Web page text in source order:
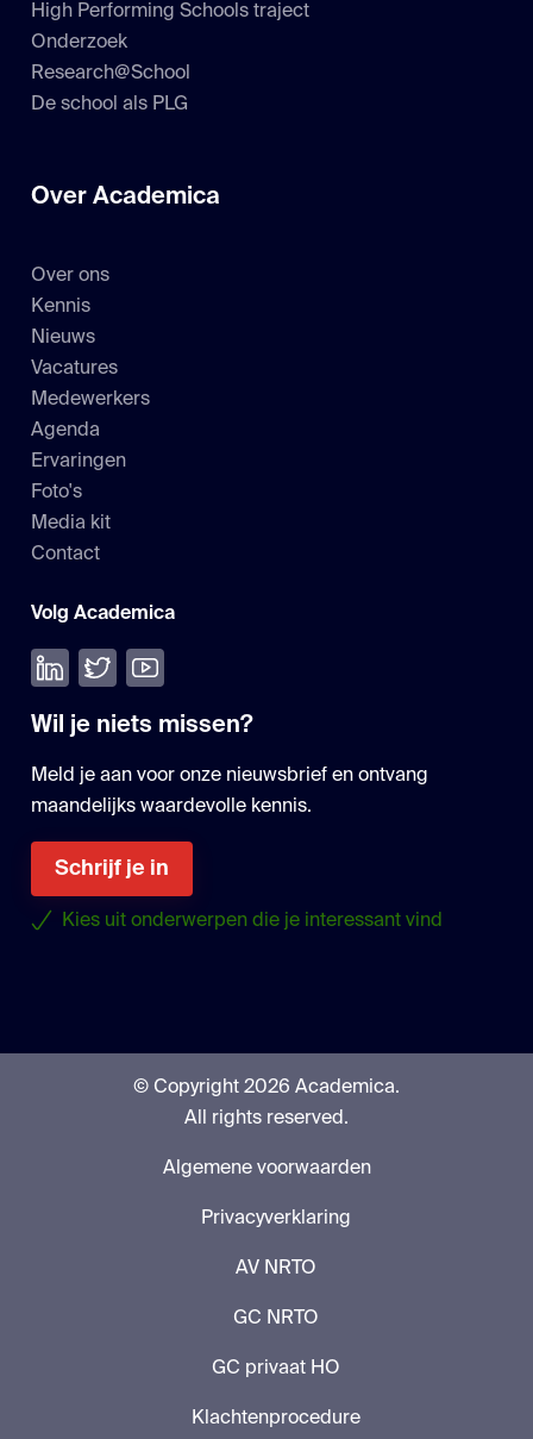
High Performing Schools traject
Onderzoek
Research@School
De school als PLG
Over Academica
Over ons
Kennis
Nieuws
Vacatures
Medewerkers
Agenda
Ervaringen
Foto's
Media kit
Contact
Volg Academica
Volg ons op LinkedIn
Volg ons op Twitter
Bekijk onze YouTube
Wil je niets missen?
Meld je aan voor onze nieuwsbrief en ontvang
maandelijks waardevolle kennis.
Schrijf je in
Kies uit onderwerpen die je interessant vind
© Copyright 2026 Academica.
All rights reserved.
Algemene voorwaarden
Privacyverklaring
AV NRTO
GC NRTO
GC privaat HO
Klachtenprocedure